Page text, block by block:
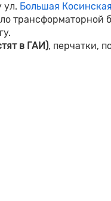
ул. Большая
трансформаторной
в ГАИ), перчатки,